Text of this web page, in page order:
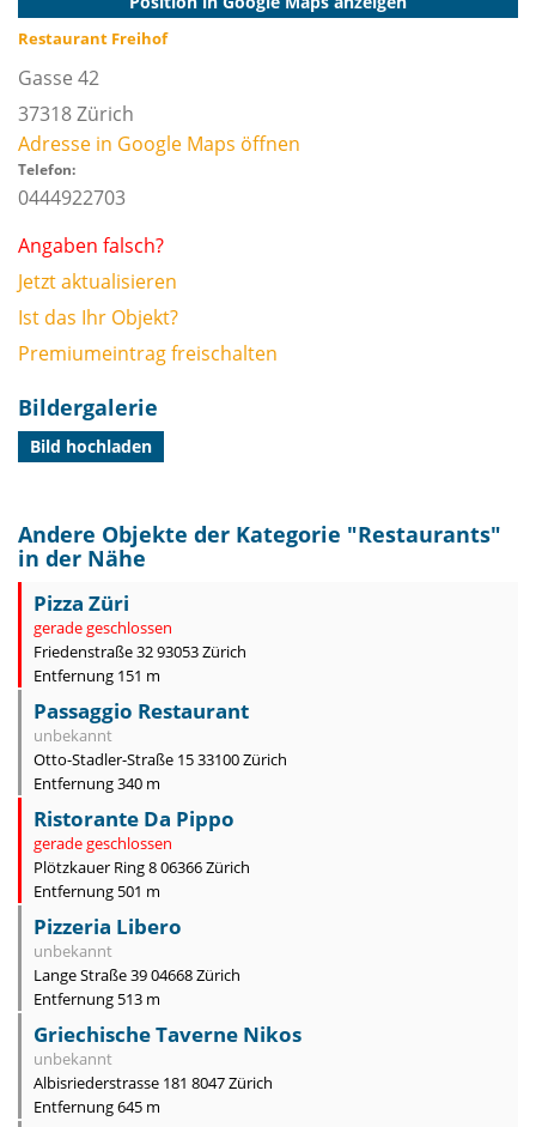
Restaurant Freihof
Gasse 42
37318Zürich
Adresse in Google Maps öffnen
Telefon:
0444922703
Angaben falsch?
Jetzt aktualisieren
Ist das Ihr Objekt?
Premiumeintrag freischalten
Bildergalerie
Bild hochladen
Andere Objekte der Kategorie "Restaurants"
in der Nähe
Pizza Züri
gerade geschlossen
Friedenstraße 32 93053 Zürich
Entfernung 151 m
Passaggio Restaurant
unbekannt
Otto-Stadler-Straße 15 33100 Zürich
Entfernung 340 m
Ristorante Da Pippo
gerade geschlossen
Plötzkauer Ring 8 06366 Zürich
Entfernung 501 m
Pizzeria Libero
unbekannt
Lange Straße 39 04668 Zürich
Entfernung 513 m
Griechische Taverne Nikos
unbekannt
Albisriederstrasse 181 8047 Zürich
Entfernung 645 m